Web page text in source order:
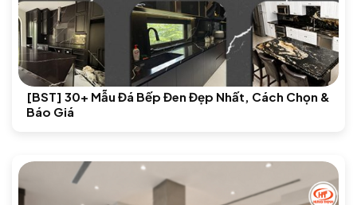
[BST] 30+ Mẫu Đá Bếp Đen Đẹp Nhất, Cách Chọn &
Báo Giá